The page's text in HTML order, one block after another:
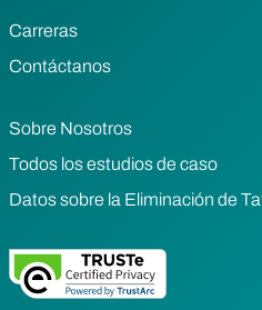
Carreras
Contáctanos
Sobre Nosotros
Todos los estudios de caso
Datos sobre la Eliminación de